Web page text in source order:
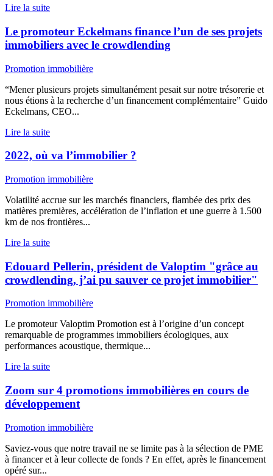
Lire la suite
Le promoteur Eckelmans finance l’un de ses projets
immobiliers avec le crowdlending
Promotion immobilière
“Mener plusieurs projets simultanément pesait sur notre trésorerie et
nous étions à la recherche d’un financement complémentaire” Guido
Eckelmans, CEO...
Lire la suite
2022, où va l’immobilier ?
Promotion immobilière
Volatilité accrue sur les marchés financiers, flambée des prix des
matières premières, accélération de l’inflation et une guerre à 1.500
km de nos frontières...
Lire la suite
Edouard Pellerin, président de Valoptim "grâce au
crowdlending, j’ai pu sauver ce projet immobilier"
Promotion immobilière
Le promoteur Valoptim Promotion est à l’origine d’un concept
remarquable de programmes immobiliers écologiques, aux
performances acoustique, thermique...
Lire la suite
Zoom sur 4 promotions immobilières en cours de
développement
Promotion immobilière
Saviez-vous que notre travail ne se limite pas à la sélection de PME
à financer et à leur collecte de fonds ? En effet, après le financement
opéré sur...